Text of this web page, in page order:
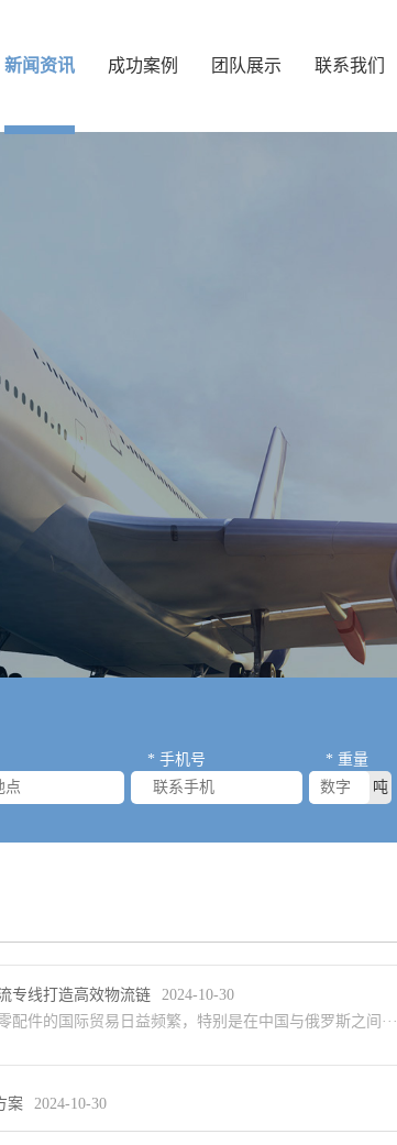
新闻资讯 成功案例 团队展示 联系我们
* 手机号
* 重量
吨
专线打造高效物流链
2024-10-30
件的国际贸易日益频繁，特别是在中国与俄罗斯之间···
案 2024-10-30